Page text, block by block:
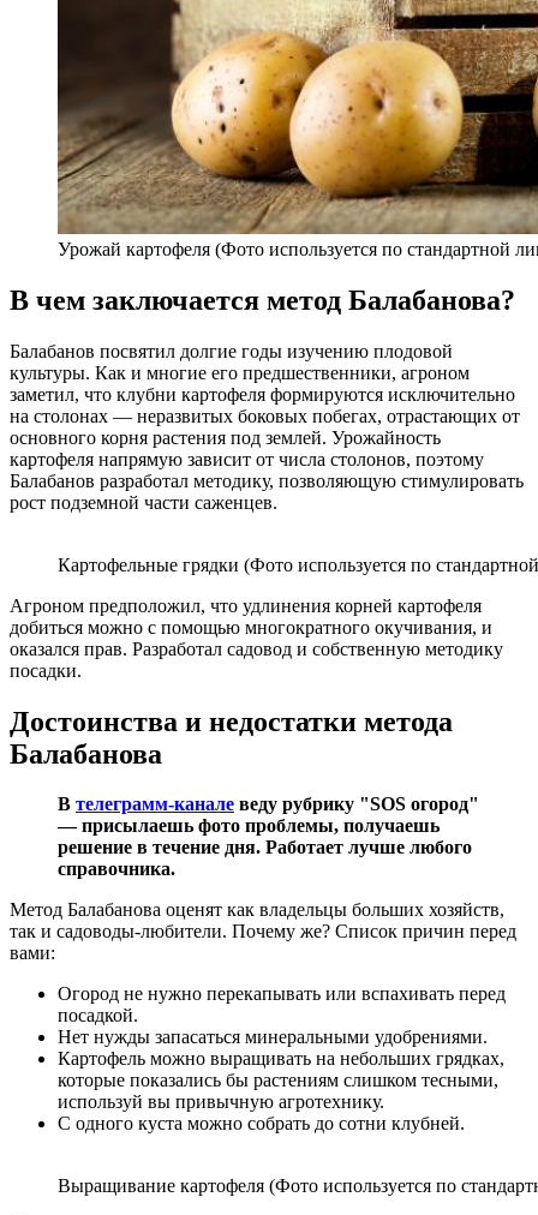
Урожай картофеля (Фото используется по стандартной
В чем заключается метод Балабанова?
Балабанов посвятил долгие годы изучению плодовой
культуры. Как и многие его предшественники, агроном
заметил, что клубни картофеля формируются исключительно
на столонах — неразвитых боковых побегах, отрастающих от
основного корня растения под землей. Урожайность
картофеля напрямую зависит от числа столонов, поэтому
Балабанов разработал методику, позволяющую стимулировать
рост подземной части саженцев.
Картофельные грядки (Фото используется по
Агроном предположил, что удлинения корней картофеля
добиться можно с помощью многократного окучивания, и
оказался прав. Разработал садовод и собственную методику
посадки.
Достоинства и недостатки метода
Балабанова
В телеграмм-канале веду рубрику "SOS огород"
— присылаешь фото проблемы, получаешь
решение в течение дня. Работает лучше любого
справочника.
Метод Балабанова оценят как владельцы больших хозяйств,
так и садоводы-любители. Почему же? Список причин перед
вами:
Огород не нужно перекапывать или вспахивать перед
посадкой.
Нет нужды запасаться минеральными удобрениями.
Картофель можно выращивать на небольших грядках,
которые показались бы растениям слишком тесными,
используй вы привычную агротехнику.
С одного куста можно собрать до сотни клубней.
Выращивание картофеля (Фото используется по